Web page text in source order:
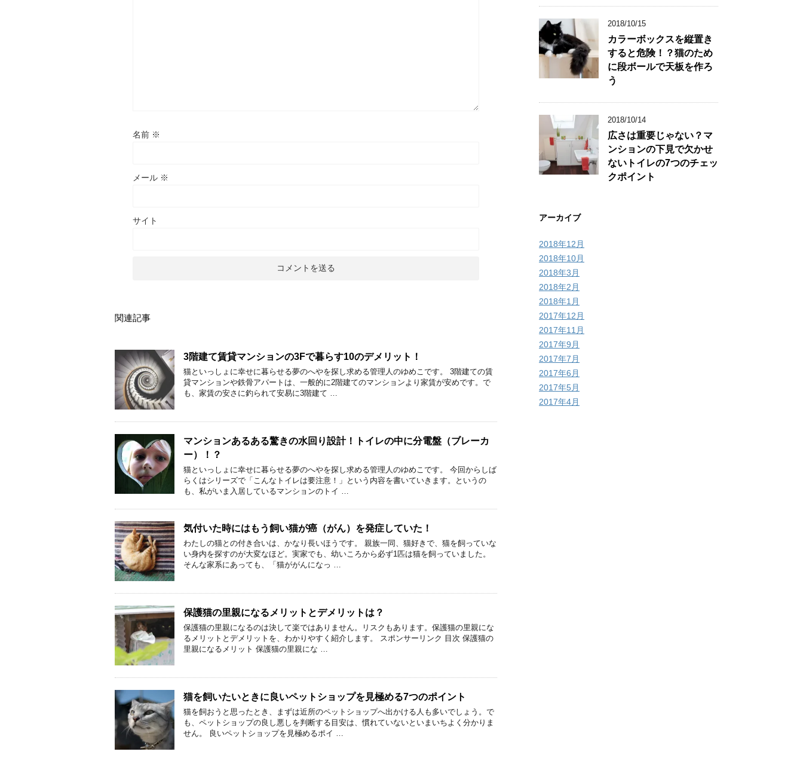
名前 ※
メール ※
サイト
関連記事
3階建て賃貸マンションの3Fで暮らす10のデメリット！
猫といっしょに幸せに暮らせる夢のへやを探し求める管理人のゆめこです。 3階建ての賃
貸マンションや鉄骨アパートは、一般的に2階建てのマンションより家賃が安めです。で
も、家賃の安さに釣られて安易に3階建て …
マンションあるある驚きの水回り設計！トイレの中に分電盤（ブレーカ
ー）！？
猫といっしょに幸せに暮らせる夢のへやを探し求める管理人のゆめこです。 今回からしば
らくはシリーズで「こんなトイレは要注意！」という内容を書いていきます。というの
も、私がいま入居しているマンションのトイ …
気付いた時にはもう飼い猫が癌（がん）を発症していた！
わたしの猫との付き合いは、かなり長いほうです。 親族一同、猫好きで、猫を飼っていな
い身内を探すのが大変なほど。実家でも、幼いころから必ず1匹は猫を飼っていました。
そんな家系にあっても、「猫ががんになっ …
保護猫の里親になるメリットとデメリットは？
保護猫の里親になるのは決して楽ではありません。リスクもあります。保護猫の里親にな
るメリットとデメリットを、わかりやすく紹介します。 スポンサーリンク 目次 保護猫の
里親になるメリット 保護猫の里親にな …
猫を飼いたいときに良いペットショップを見極める7つのポイント
猫を飼おうと思ったとき、まずは近所のペットショップへ出かける人も多いでしょう。で
も、ペットショップの良し悪しを判断する目安は、慣れていないといまいちよく分かりま
せん。 良いペットショップを見極めるポイ …
2018/10/15
カラーボックスを縦置き
すると危険！？猫のため
に段ボールで天板を作ろ
う
2018/10/14
広さは重要じゃない？マ
ンションの下見で欠かせ
ないトイレの7つのチェッ
クポイント
アーカイブ
2018年12月
2018年10月
2018年3月
2018年2月
2018年1月
2017年12月
2017年11月
2017年9月
2017年7月
2017年6月
2017年5月
2017年4月